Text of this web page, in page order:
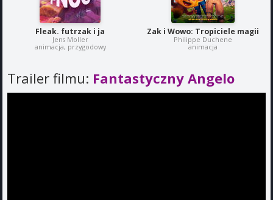
Fleak. futrzak i ja
Jens Moller
animacja, przygodowy
Zak i Wowo: Tropiciele magii
Philippe Duchene
animacja
Trailer filmu: Fantastyczny Angelo